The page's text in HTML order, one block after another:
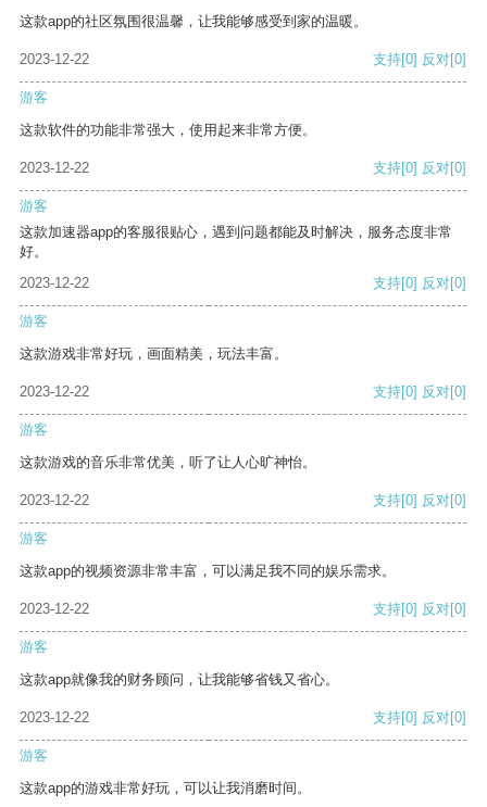
这款app的社区氛围很温馨，让我能够感受到家的温暖。
2023-12-22 支持[0] 反对[0]
游客
这款软件的功能非常强大，使用起来非常方便。
2023-12-22 支持[0] 反对[0]
游客
这款加速器app的客服很贴心，遇到问题都能及时解决，服务态度非常
好。
2023-12-22
支持[0] 反对[0]
游客
这款游戏非常好玩，画面精美，玩法丰富。
2023-12-22 支持[0] 反对[0]
游客
这款游戏的音乐非常优美，听了让人心旷神怡。
2023-12-22 支持[0] 反对[0]
游客
这款app的视频资源非常丰富，可以满足我不同的娱乐需求。
2023-12-22 支持[0] 反对[0]
游客
这款app就像我的财务顾问，让我能够省钱又省心。
2023-12-22 支持[0] 反对[0]
游客
这款app的游戏非常好玩，可以让我消磨时间。